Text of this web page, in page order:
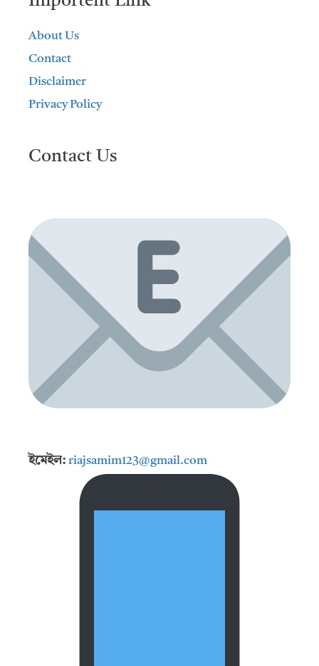
About Us
Contact
Disclaimer
Privacy Policy
Contact Us
ইমেইল: riajsamim123@gmail.com